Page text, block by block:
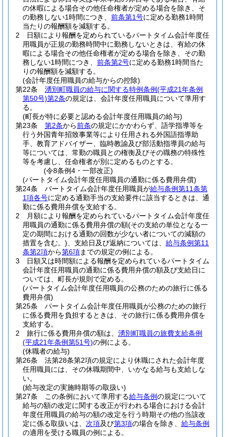
の休暇による場合その他任命権者が定める場合を除き、そ
の勤務しない1時間につき、 前条第1号に定める勤務1時間
当たりの報酬額を減額する。
2
日額により報酬を定められているパートタイム会計年度任
用職員が正規の勤務時間中に勤務しないときは、有給の休
暇による場合その他任命権者が定める場合を除き、その勤
務しない1時間につき、 前条第2号に定める勤務1時間当た
りの報酬額を減額する。
(会計年度任用職員の給与からの控除)
第22条
湧別町職員の給与に関する特例条例(平成21年条例
第50号)第2条の規定は、会計年度任用職員について準用す
る。
(町長が特に必要と認める会計年度任用職員の給与)
第23条
第2条から前条の規定にかかわらず、語学指導等を
行う外国青年招致事業等により任用される外国語指導助
手、教育アドバイザー、臨時教諭及び部活動指導員の給与
等については、常勤の職員との権衡及びその職務の特殊性
等を考慮し、任命権者が別に定めるものとする。
(令8条例4・一部改正)
(パートタイム会計年度任用職員の通勤に係る費用弁償)
第24条
パートタイム会計年度任用職員が給与条例第11条第
1項各号に定める通勤手当の支給要件に該当するときは、通
勤に係る費用弁償を支給する。
2
月額により報酬を定められているパートタイム会計年度任
用職員の通勤に係る費用弁償の額(その支給の単位となる一
定の期間における通勤の回数が少ない者についての減額の
措置を含む。) 、支給日及び返納については、 給与条例第11
条第2項から第6項までの規定の例による。
3
日額又は時間額による報酬を定められているパートタイム
会計年度任用職員の通勤に係る費用弁償の額及び支給日に
ついては、町長が規則で定める。
(パートタイム会計年度任用職員の公務のための旅行に係る
費用弁償)
第25条
パートタイム会計年度任用職員が公務のための旅行
に係る費用を負担するときは、その旅行に係る費用弁償を
支給する。
2
旅行に係る費用弁償の額は、 湧別町職員の旅費支給条例
(平成21年条例第51号)の例による。
(休職者の給与)
第26条
法第28条第2項の規定により休職にされた会計年度
任用職員には、その休職期間中、いかなる給与も支給しな
い。
(給与改定の実施時期等の取扱い)
第27条
この条例において準用する給与条例の規定について
給与の額の改定に関する改正が行われる場合における会計
年度任用職員の給与の額の改定を行う時期その他の当該改
定に係る取扱いは、 次項及び第3項の場合を除き、 給与条例
の適用を受ける職員の例による。